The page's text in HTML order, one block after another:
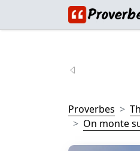
Proverbes
On monte